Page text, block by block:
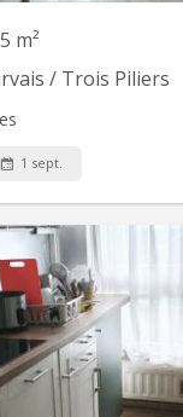
m²
/ Trois Piliers
1 sept.
à louer au second
dans une rue calme